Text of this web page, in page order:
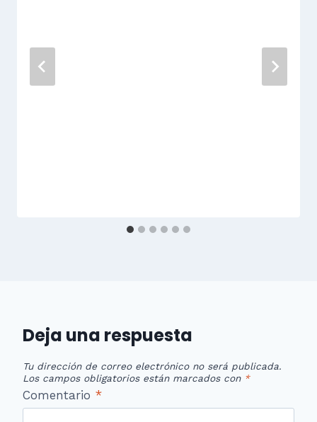
Deja una respuesta
Tu dirección de correo electrónico no será publicada.
Los campos obligatorios están marcados con *
Comentario *